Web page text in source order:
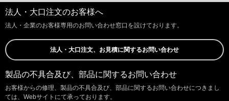
法人・大口注文のお客様へ
法人・企業のお客様専用のお問い合わせ窓口を設けております。
法人・大口注文、お見積に関するお問い合わせ
製品の不具合及び、部品に関するお問い合わせ
お客様からの修理、製品の不具合及び、部品に関するお問い合わせにつきまし
ては、Webサイトにて承っております。